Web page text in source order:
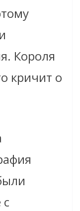
Короля
кричит о